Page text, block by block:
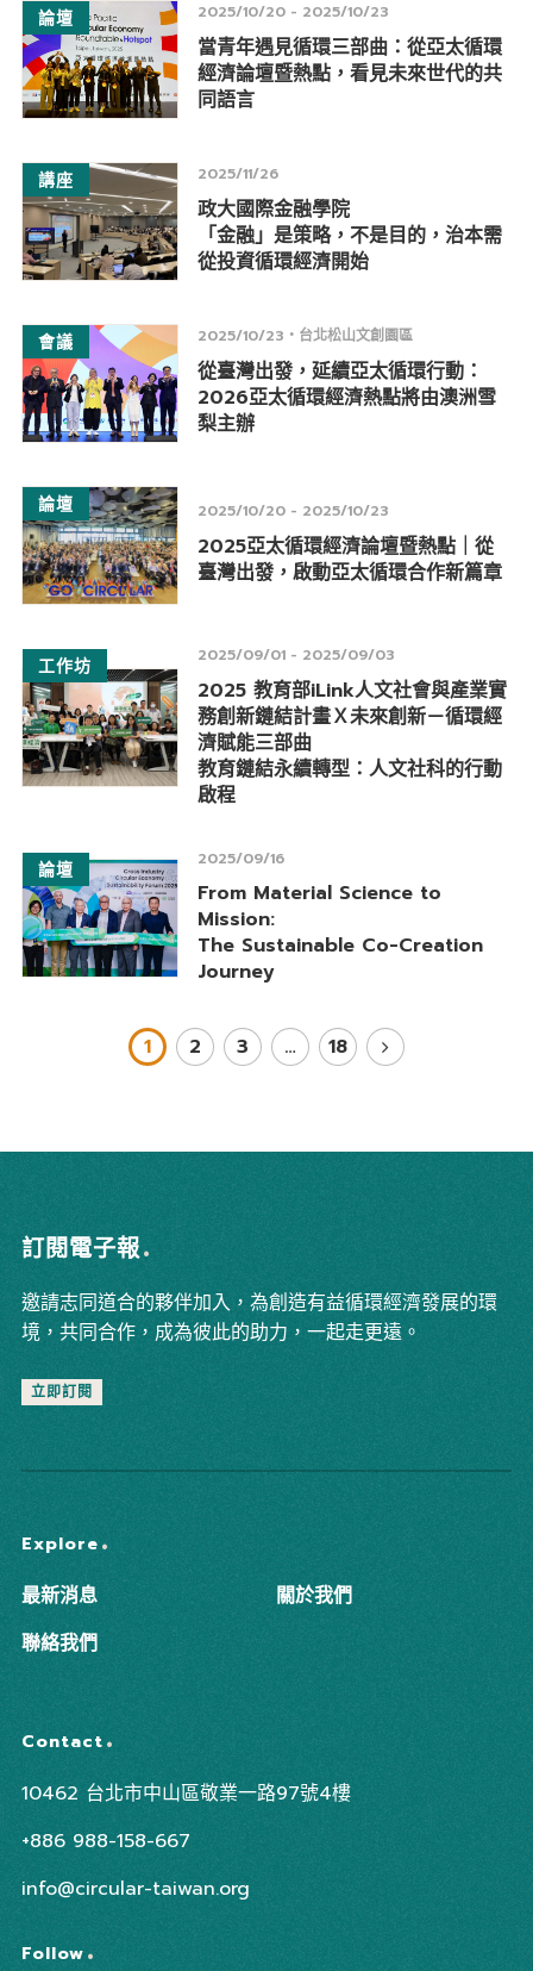
論壇 2025/10/20 - 2025/10/23
當青年遇見循環三部曲：從亞太循環
經濟論壇暨熱點，看見未來世代的共
同語言
講座 2025/11/26
政大國際金融學院
「金融」是策略，不是目的，治本需
從投資循環經濟開始
會議 2025/10/23 台北松山文創園區
從臺灣出發，延續亞太循環行動：
2026亞太循環經濟熱點將由澳洲雪
梨主辦
論壇 2025/10/20 - 2025/10/23
2025亞太循環經濟論壇暨熱點｜從
臺灣出發，啟動亞太循環合作新篇章
工作坊 2025/09/01 - 2025/09/03
2025 教育部iLink人文社會與產業實
務創新鏈結計畫Ｘ未來創新－循環經
濟賦能三部曲
教育鏈結永續轉型：人文社科的行動
啟程
論壇 2025/09/16
From Material Science to
Mission:
The Sustainable Co-Creation
Journey
1 2 3 … 18
訂閱電子報
邀請志同道合的夥伴加入，為創造有益循環經濟發展的環
境，共同合作，成為彼此的助力，一起走更遠。
立即訂閱
Explore
最新消息
關於我們
聯絡我們
Contact
10462 台北市中山區敬業一路97號4樓
+886 988-158-667
info@circular-taiwan.org
Follow